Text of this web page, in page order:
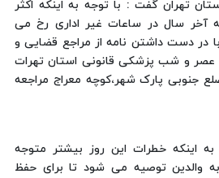
تهران گفت : با توجه به اینکه اکثر
آخر سال در ساعات غیر اداری رخ می
در دست داشتن نامه از مراجع قضایی و
عصر و شب پزشکی قانونی استان تهرات
جنوبی پارک شهر،کوچه معراج مراجعه
اینکه خطرات این روز بیشتر متوجه
والدین توصیه می شود تا برای حفظ